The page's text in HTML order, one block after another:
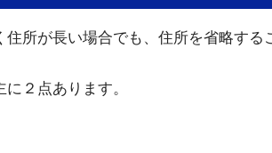
住所が長い場合でも、住所を省略する
２点あります。